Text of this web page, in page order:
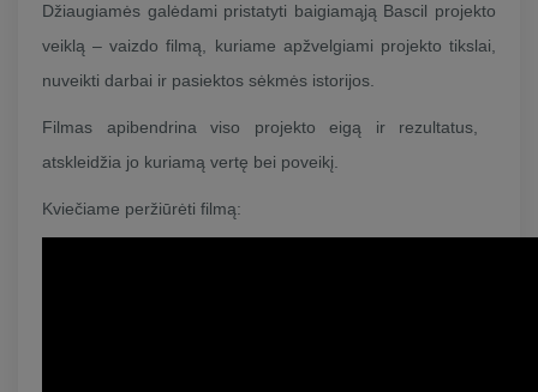
Džiaugiamės galėdami pristatyti baigiamąją Bascil projekto
veiklą – vaizdo filmą, kuriame apžvelgiami projekto tikslai,
nuveikti darbai ir pasiektos sėkmės istorijos.
Filmas apibendrina viso projekto eigą ir rezultatus,
atskleidžia jo kuriamą vertę bei poveikį.
Kviečiame peržiūrėti filmą: